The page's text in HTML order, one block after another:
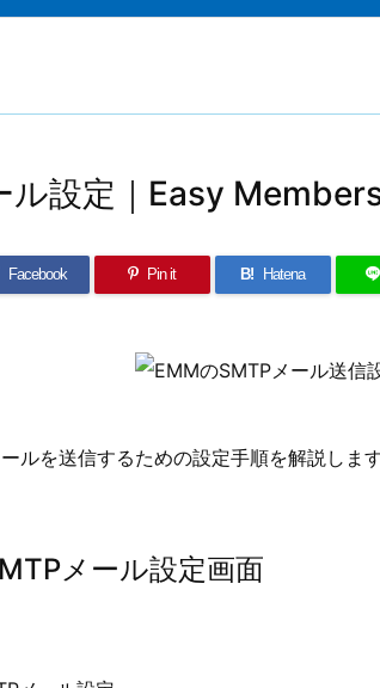
ル設定｜Easy
Facebook Pin it B! Hatena
ルを送信するための設定手順を解説します
メール設定画面